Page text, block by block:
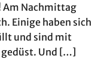
Am Nachmittag
Einige haben sich
und sind mit
gedüst. Und […]